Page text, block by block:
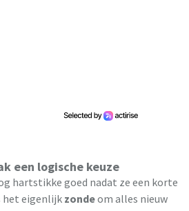
een logische keuze
hartstikke goed nadat ze een korte
het eigenlijk zondeom alles nieuw